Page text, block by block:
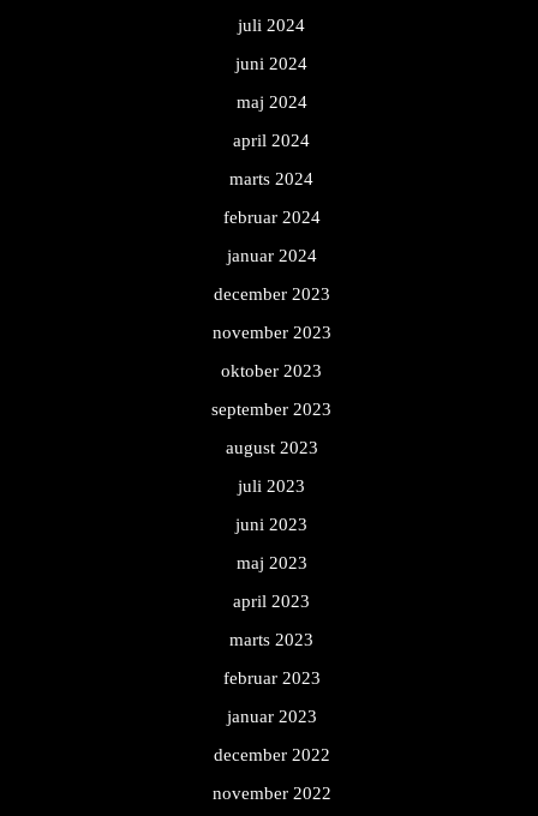
juli 2024
juni 2024
maj 2024
april 2024
marts 2024
februar 2024
januar 2024
december 2023
november 2023
oktober 2023
september 2023
august 2023
juli 2023
juni 2023
maj 2023
april 2023
marts 2023
februar 2023
januar 2023
december 2022
november 2022